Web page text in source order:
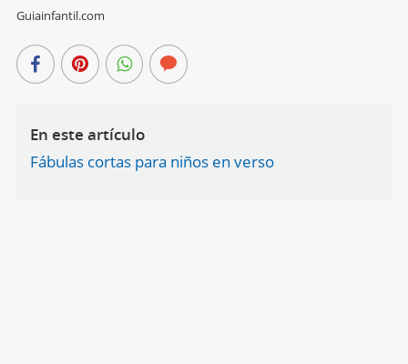
Guiainfantil.com
En este artículo
Fábulas cortas para niños en verso